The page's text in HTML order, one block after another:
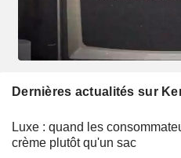
Dernières actualités sur
Luxe : quand les
crème plutôt qu'un sac